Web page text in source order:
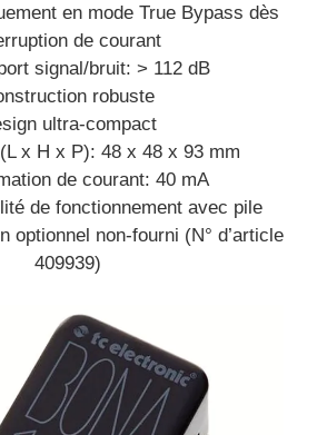
en mode True Bypass dès
de courant
signal/bruit: > 112 dB
robuste
ultra-compact
x H x P): 48 x 48 x 93 mm
de courant: 40 mA
de fonctionnement avec pile
optionnel non-fourni (N° d’article
409939)